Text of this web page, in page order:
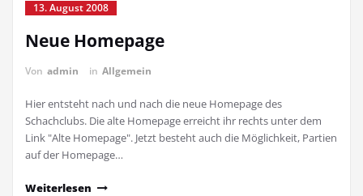
13. August 2008
Neue Homepage
Von admin in Allgemein
Hier entsteht nach und nach die neue Homepage des
Schachclubs. Die alte Homepage erreicht ihr rechts unter dem
Link "Alte Homepage". Jetzt besteht auch die Möglichkeit, Partien
auf der Homepage…
Weiterlesen